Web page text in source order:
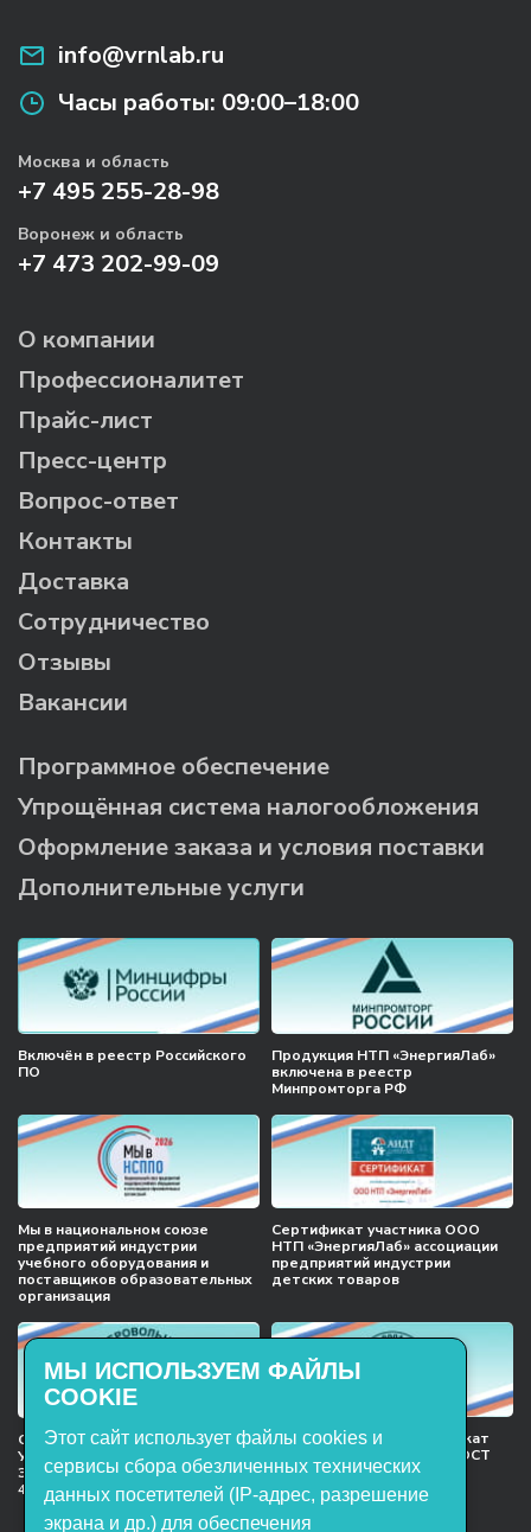
info@vrnlab.ru
Часы работы: 09:00–18:00
Москва и область
+7 495 255-28-98
Воронеж и область
+7 473 202-99-09
О компании
Профессионалитет
Прайс-лист
Пресс-центр
Вопрос-ответ
Контакты
Доставка
Сотрудничество
Отзывы
Вакансии
Программное обеспечение
Упрощённая система налогообложения
Оформление заказа и условия поставки
Дополнительные услуги
Включён в реестр Российского
ПО
Продукция НТП «ЭнергияЛаб»
включена в реестр
Минпромторга РФ
Мы в национальном союзе
предприятий индустрии
учебного оборудования и
поставщиков образовательных
организация
Сертификат участника ООО
НТП «ЭнергияЛаб» ассоциации
предприятий индустрии
детских товаров
Сертификат соответствия
Учебное оборудование, марки
ЭнергияЛаб ТУ 32.99.53–001–
47627947–2021 Серийный выпуск
Международный сертификат
менеджмента качества ГОСТ
ISO 9001:2015
МЫ ИСПОЛЬЗУЕМ ФАЙЛЫ
COOKIE
Этот сайт использует файлы cookies и
сервисы сбора обезличенных технических
данных посетителей (IP-адрес, разрешение
экрана и др.) для обеспечения